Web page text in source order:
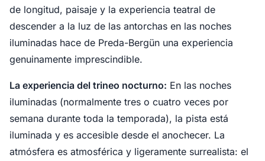
de longitud, paisaje y la experiencia teatral de
descender a la luz de las antorchas en las noches
iluminadas hace de Preda-Bergün una experiencia
genuinamente imprescindible.
La experiencia del trineo nocturno: En las noches
iluminadas (normalmente tres o cuatro veces por
semana durante toda la temporada), la pista está
iluminada y es accesible desde el anochecer. La
atmósfera es atmosférica y ligeramente surrealista: el